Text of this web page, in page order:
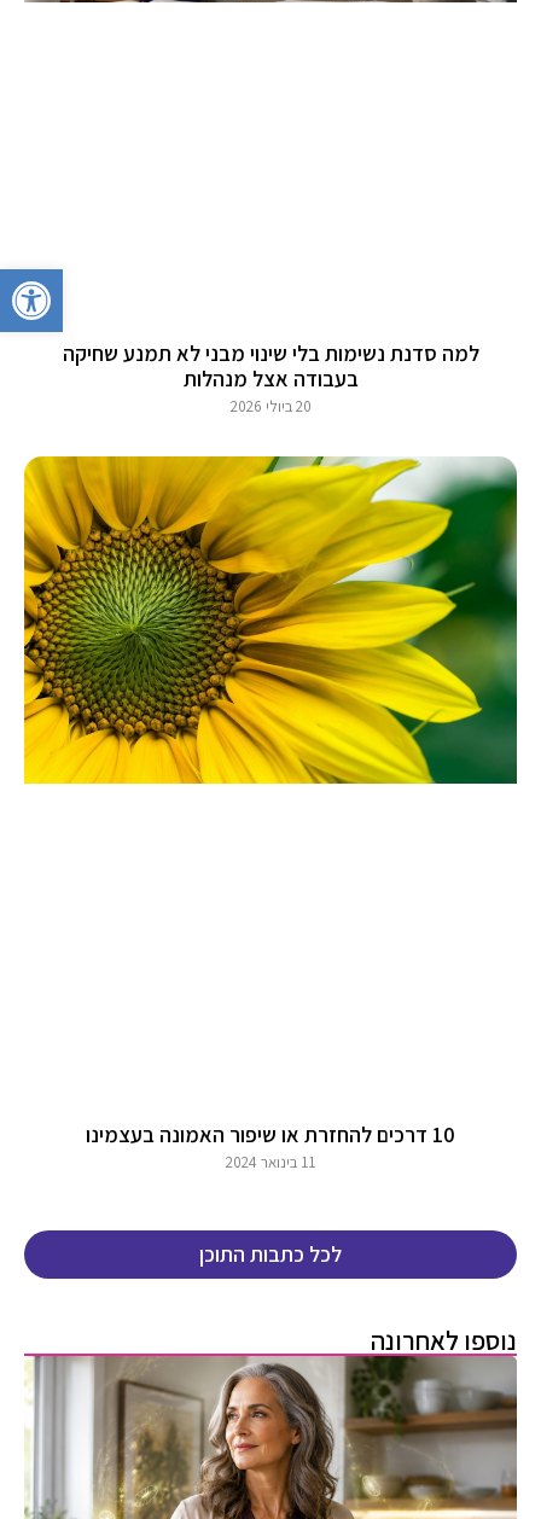
למה סדנת נשימות בלי שינוי מבני לא תמנע שחיקה
בעבודה אצל מנהלות
20 ביולי 2026
10 דרכים להחזרת או שיפור האמונה בעצמינו
11 בינואר 2024
לכל כתבות התוכן
נוספו לאחרונה
פתח